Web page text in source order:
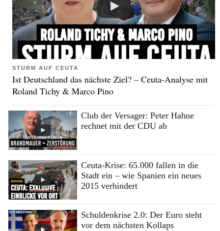
STURM AUF CEUTA
Ist Deutschland das nächste Ziel? – Ceuta-Analyse mit
Roland Tichy & Marco Pino
Club der Versager: Peter Hahne
rechnet mit der CDU ab
Ceuta-Krise: 65.000 fallen in die
Stadt ein – wie Spanien ein neues
2015 verhindert
Schuldenkrise 2.0: Der Euro steht
vor dem nächsten Kollaps